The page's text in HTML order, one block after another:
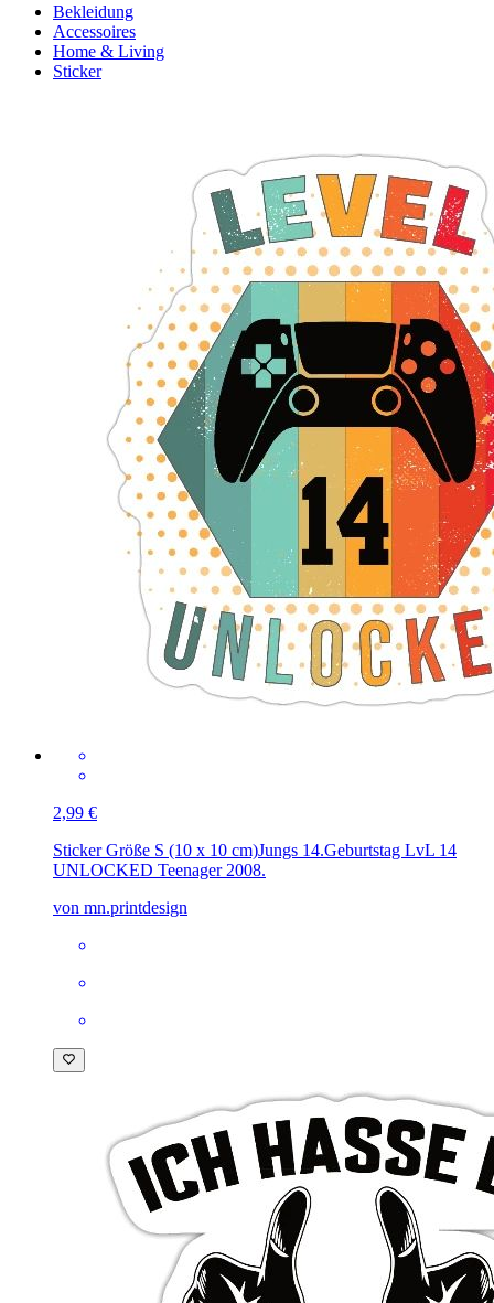
Bekleidung
Accessoires
Home & Living
Sticker
2,99 €
Sticker Größe S (10 x 10 cm)Jungs 14.Geburtstag LvL 14
UNLOCKED Teenager 2008.
von mn.printdesign